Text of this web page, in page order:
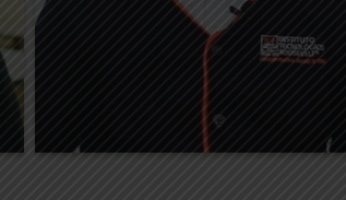
Oscar Salinas
Bachillerato en Diseño Gráfico Digital